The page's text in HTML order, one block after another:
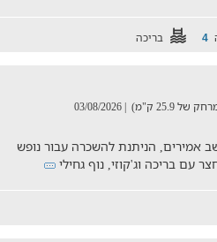
4 בריכה
25.9 ק"מ) | 03/08/2026
אמירים, הניתנת להשכרה עבור נופש
עם בריכה וג'קוזי, נוף גחילי